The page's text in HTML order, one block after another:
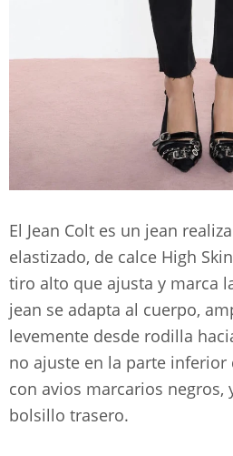
El Jean Colt es un jean
elastizado, de calce High
tiro alto que ajusta y marca
jean se adapta al cuerpo,
levemente desde rodilla
no ajuste en la parte inferior
con avios marcarios negros,
bolsillo trasero.